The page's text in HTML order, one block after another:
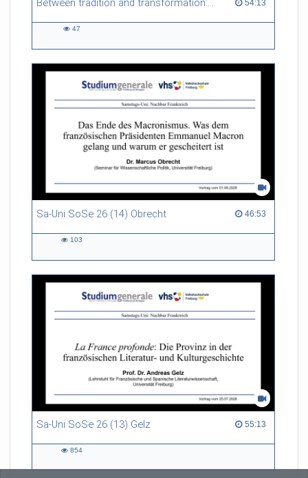
Between tradition and transformation: how owners, advisers and institutions co-create knowledge for resilient forests in Europe 54:13
54:13 duration
47
Sa-Uni SoSe 26 (14) Obrecht 46:53
46:53 duration
103
Sa-Uni SoSe 26 (13) Gelz 55:13
55:13 duration
854